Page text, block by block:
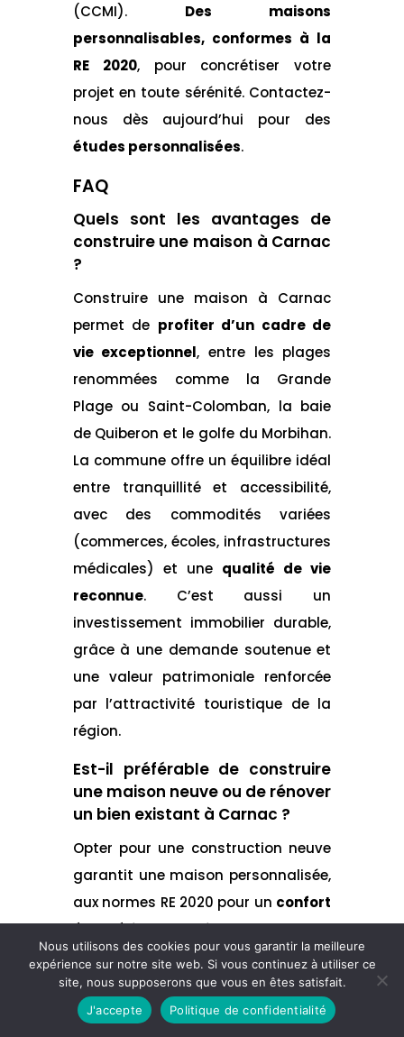
(CCMI). Des maisons
personnalisables, conformes à la
RE 2020, pour concrétiser votre
projet en toute sérénité. Contactez-
nous dès aujourd’hui pour des
études personnalisées.
FAQ
Quels sont les avantages de
construire une maison à Carnac
?
Construire une maison à Carnac
permet de profiter d’un cadre de
vie exceptionnel, entre les plages
renommées comme la Grande
Plage ou Saint-Colomban, la baie
de Quiberon et le golfe du Morbihan.
La commune offre un équilibre idéal
entre tranquillité et accessibilité,
avec des commodités variées
(commerces, écoles, infrastructures
médicales) et une qualité de vie
reconnue. C’est aussi un
investissement immobilier durable,
grâce à une demande soutenue et
une valeur patrimoniale renforcée
par l’attractivité touristique de la
région.
Est-il préférable de construire
une maison neuve ou de rénover
un bien existant à Carnac ?
Opter pour une construction neuve
garantit une maison personnalisée,
aux normes RE 2020 pour un confort
énergétique optimal. Elle offre
aussi des garanties légales (CCMI)
et une solidité à long terme. La
rénovation ou l’extension d’un bien
Nous utilisons des cookies pour vous garantir la meilleure
expérience sur notre site web. Si vous continuez à utiliser ce
site, nous supposerons que vous en êtes satisfait.
J'accepte
Politique de confidentialité